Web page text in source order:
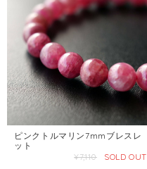
ピンクトルマリン7mmブレスレ
ット
¥7,110
SOLD OUT